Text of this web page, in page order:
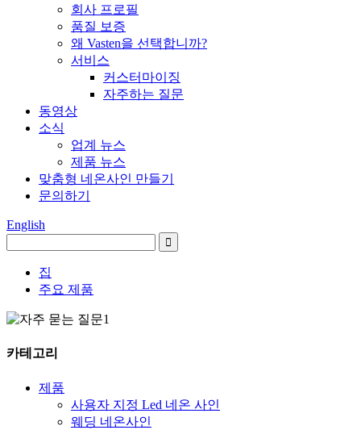
회사 프로필
품질 보증
왜 Vasten을 선택합니까?
서비스
커스터마이징
자주하는 질문
동영상
소식
업계 뉴스
제품 뉴스
맞춤형 네온사인 만들기
문의하기
English
집
주요 제품
카테고리
제품
사용자 지정 Led 네온 사인
웨딩 네온사인